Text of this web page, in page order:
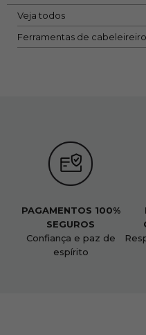
Veja todos
Ferramentas de cabeleireiro
PAGAMENTOS 100%
SEGUROS
Confiança e paz de
espírito